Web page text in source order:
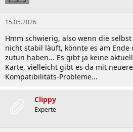
15.05.2026
Hmm schwierig, also wenn die
nicht stabil läuft, könnte es am Ende
zutun haben... Es gibt ja keine
Karte, vielleicht gibt es da mit
Kompatibilitäts-Probleme...
Clippy
Experte